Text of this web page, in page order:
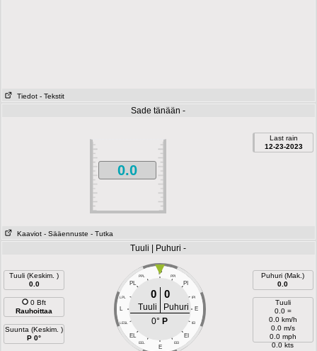
Tiedot - Tekstit
Sade tänään -
0.0
Last rain
12-23-2023
Kaaviot - Sääennuste - Tutka
Tuuli | Puhuri -
Tuuli (Keskim. )
0.0
0 Bft
Rauhoittaa
Suunta (Keskim. )
P 0°
P
PPL PPI
PL PI
LPL IPI
L E
LESL IEI
EL EI
EEL EEI
E
0 0
Tuuli
Puhuri
0° P
Puhuri (Mak.)
0.0
Tuuli
0.0 =
0.0 km/h
0.0 m/s
0.0 mph
0.0 kts